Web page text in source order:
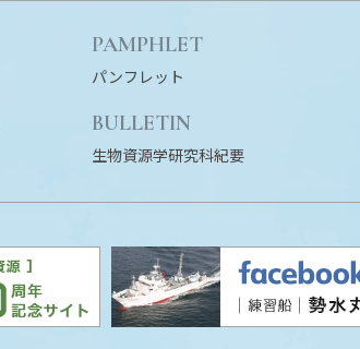
PAMPHLET
パンフレット
BULLETIN
生物資源学研究科紀要